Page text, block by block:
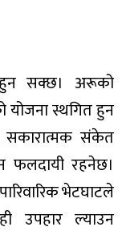
हुन सक्छ। अरूको
योजना स्थगित हुन
सकारात्मक संकेत
फलदायी रहनेछ।
भेटघाटले
उपहार ल्याउन